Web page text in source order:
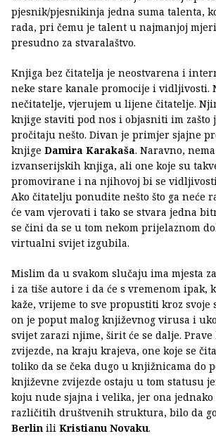
pjesnik/pjesnikinja jedna suma talenta,
rada, pri čemu je talent u najmanjoj
presudno za stvaralaštvo.
Knjiga bez čitatelja je neostvarena i
neke stare kanale promocije i vidljivosti.
nečitatelje, vjerujem u lijene čitatelje.
knjige staviti pod nos i objasniti im zašto
pročitaju nešto. Divan je primjer sjajne
knjige Damira Karakaša. Naravno,
izvanserijskih knjiga, ali one koje su
promovirane i na njihovoj bi se
Ako čitatelju ponudite nešto što ga neće
će vam vjerovati i tako se stvara jedna
se čini da se u tom nekom prijelaznom
virtualni svijet izgubila.
Mislim da u svakom slučaju ima mjesta
i za tiše autore i da će s vremenom ipak,
kaže, vrijeme to sve propustiti kroz svoje
on je poput malog književnog virusa i
svijet zarazi njime, širit će se dalje.
zvijezde, na kraju krajeva, one koje se
toliko da se čeka dugo u knjižnicama do
književne zvijezde ostaju u tom statusu
koju nude sjajna i velika, jer ona
različitih društvenih struktura, bilo da
Berlin ili Kristianu Novaku.